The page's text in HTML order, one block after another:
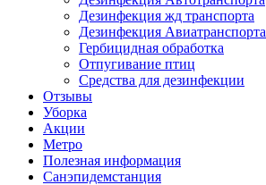
Дезинфекция жд транспорта
Дезинфекция Авиатранспорта
Гербицидная обработка
Отпугивание птиц
Средства для дезинфекции
Отзывы
Уборка
Акции
Метро
Полезная информация
Санэпидемстанция